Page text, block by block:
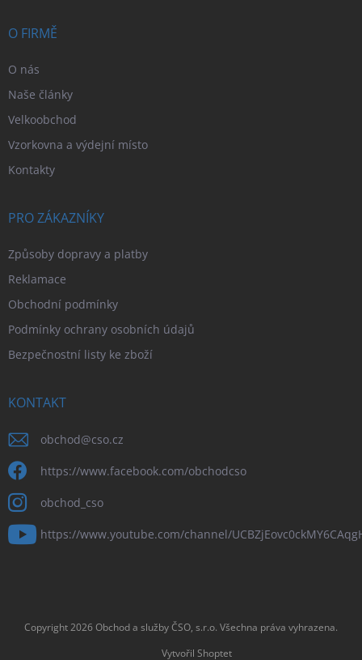
O FIRMĚ
O nás
Naše články
Velkoobchod
Vzorkovna a výdejní místo
Kontakty
PRO ZÁKAZNÍKY
Způsoby dopravy a platby
Reklamace
Obchodní podmínky
Podmínky ochrany osobních údajů
Bezpečnostní listy ke zboží
KONTAKT
obchod@cso.cz
https://www.facebook.com/obchodcso
obchod_cso
https://www.youtube.com/channel/
Vytvořil Shoptet
Copyright 2026Obchod a služby ČSO, s.r.o. Všechna práva vyhrazena.